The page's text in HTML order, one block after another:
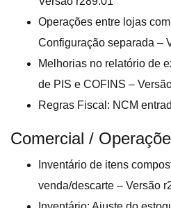
Operações entre lojas
Configuração separada –
Melhorias no relatório de
de PIS e COFINS –
Regras Fiscal: NCM
Comercial /
Inventário de itens
venda/descarte – Versão